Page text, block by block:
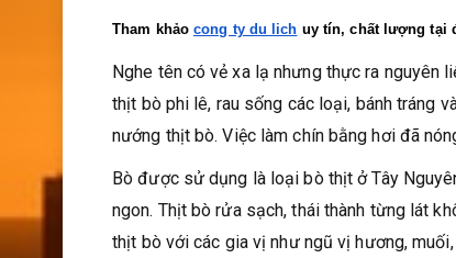
Tham khảo cong ty du lich uy tín, chất lượng tại
Nghe tên có vẻ xa lạ nhưng thực ra nguyên
thịt bò phi lê, rau sống các loại, bánh tráng
nướng thịt bò. Việc làm chín bằng hơi đã
Bò được sử dụng là loại bò thịt ở Tây
ngon. Thịt bò rửa sạch, thái thành từng lát
thịt bò với các gia vị như ngũ vị hương,